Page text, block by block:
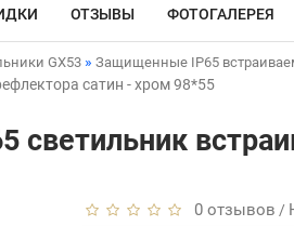
ОТЗЫВЫ ФОТОГАЛЕРЕЯ
GX53 Защищенные IP65
сатин - хром 98*55
светильник
0 отзывов /